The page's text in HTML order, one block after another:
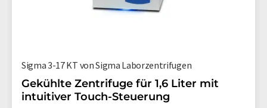
Sigma 3-17 KT von Sigma Laborzentrifugen
Gekühlte Zentrifuge für 1,6 Liter mit
intuitiver Touch-Steuerung